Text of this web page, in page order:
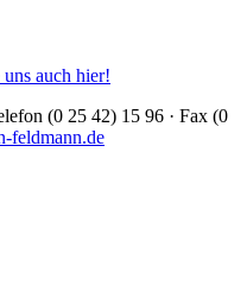
(0 25 42) 15 96 · Fax (0
feldmann.de